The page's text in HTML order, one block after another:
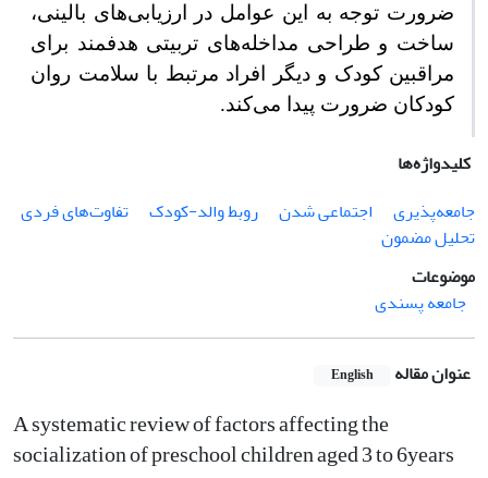
ضرورت توجه به این عوامل در ارزیابی‌های بالینی،
ساخت و طراحی مداخله‌های تربیتی هدفمند برای
مراقبین کودک و دیگر افراد مرتبط با سلامت روان
کودکان ضرورت پیدا می‌کند.
کلیدواژه‌ها
جامعه‌پذیری
اجتماعی شدن روبط والد-کودک
تفاوت‌های فردی
تحلیل مضمون
موضوعات
جامعه پسندی
عنوان مقاله English
A systematic review of factors affecting the
socialization of preschool children aged 3 to 6years